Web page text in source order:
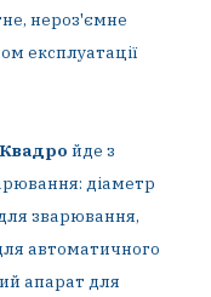
нероз'ємне
експлуатації
йде з
діаметр
зварювання,
автоматичного
апарат для